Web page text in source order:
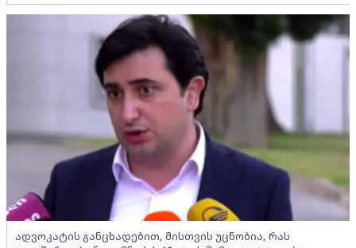
ადვოკატის განცხადებით, მისთვის უცნობია, რას